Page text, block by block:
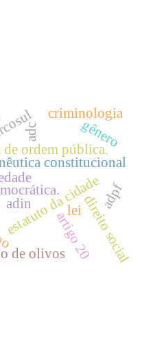
constitucional
estatuto da cidade
leidireito social
artigo 20
de ordem pública.
de olivos
adc
adin adpf
criminologia
gênero